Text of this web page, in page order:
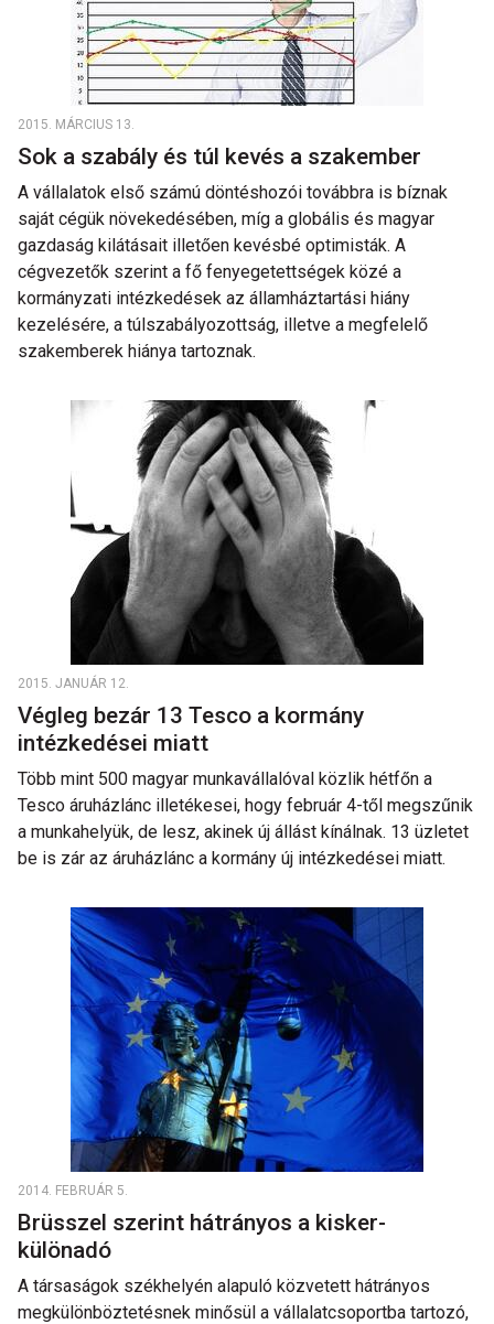
2015. MÁRCIUS 13.
Sok a szabály és túl kevés a szakember
A vállalatok első számú döntéshozói továbbra is bíznak
saját cégük növekedésében, míg a globális és magyar
gazdaság kilátásait illetően kevésbé optimisták. A
cégvezetők szerint a fő fenyegetettségek közé a
kormányzati intézkedések az államháztartási hiány
kezelésére, a túlszabályozottság, illetve a megfelelő
szakemberek hiánya tartoznak.
2015. JANUÁR 12.
Végleg bezár 13 Tesco a kormány
intézkedései miatt
Több mint 500 magyar munkavállalóval közlik hétfőn a
Tesco áruházlánc illetékesei, hogy február 4-től megszűnik
a munkahelyük, de lesz, akinek új állást kínálnak. 13 üzletet
be is zár az áruházlánc a kormány új intézkedései miatt.
2014. FEBRUÁR 5.
Brüsszel szerint hátrányos a kisker-
különadó
A társaságok székhelyén alapuló közvetett hátrányos
megkülönböztetésnek minősül a vállalatcsoportba tartozó,